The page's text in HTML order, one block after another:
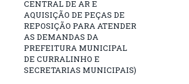
CENTRAL DE AR E
AQUISIÇÃO DE PEÇAS DE
REPOSIÇÃO PARA ATENDER
AS DEMANDAS DA
PREFEITURA MUNICIPAL
DE CURRALINHO E
SECRETARIAS MUNICIPAIS)